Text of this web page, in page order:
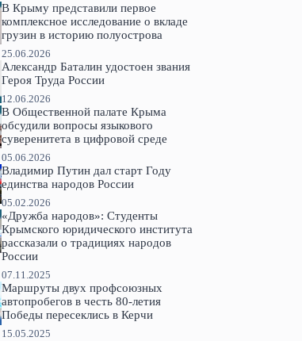
В Крыму представили первое
комплексное исследование о вкладе
грузин в историю полуострова
25.06.2026
Александр Баталин удостоен звания
Героя Труда России
12.06.2026
В Общественной палате Крыма
обсудили вопросы языкового
суверенитета в цифровой среде
05.06.2026
Владимир Путин дал старт Году
единства народов России
05.02.2026
«Дружба народов»: Студенты
Крымского юридического института
рассказали о традициях народов
России
07.11.2025
Маршруты двух профсоюзных
автопробегов в честь 80-летия
Победы пересеклись в Керчи
15.05.2025